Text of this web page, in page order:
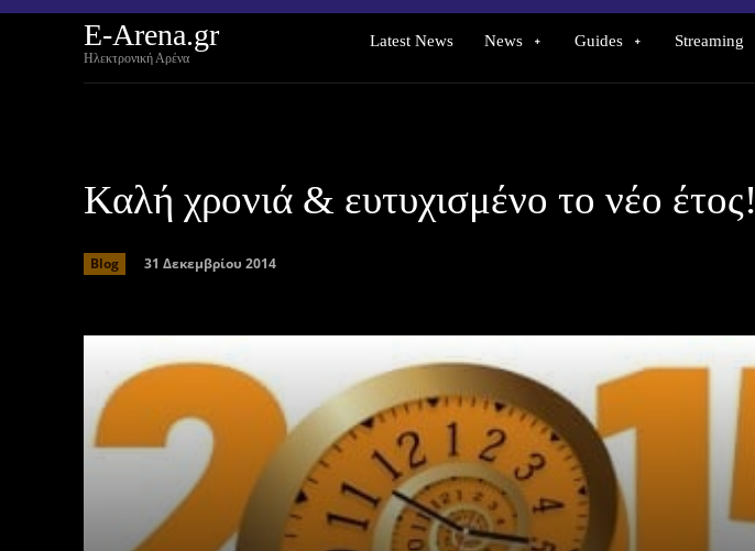
E-Arena.gr
Ηλεκτρονική Αρένα
Latest News News Guides Streaming
Καλή χρονιά & ευτυχισμένο το νέο έτος!
Blog 31 Δεκεμβρίου 2014